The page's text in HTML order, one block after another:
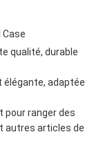
Case
qualité, durable
élégante, adaptée
pour ranger des
autres articles de